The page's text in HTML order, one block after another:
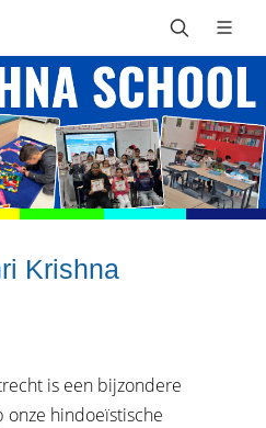
Krishna
is een bijzondere
onze hindoeïstische